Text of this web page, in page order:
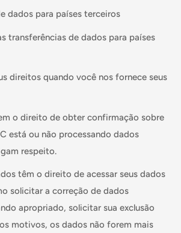
dados para países terceiros
transferências de dados para países
direitos quando você nos fornece seus
o direito de obter confirmação sobre
está ou não processando dados
respeito.
têm o direito de acessar seus dados
solicitar a correção de dados
apropriado, solicitar sua exclusão
motivos, os dados não forem mais